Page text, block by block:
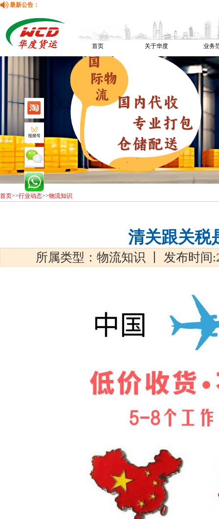
最新公告：
首页 关于华度 业务
首页>>行业动态>>物流知识
清关跟关税
所属类型：物流知识 丨 发布时间